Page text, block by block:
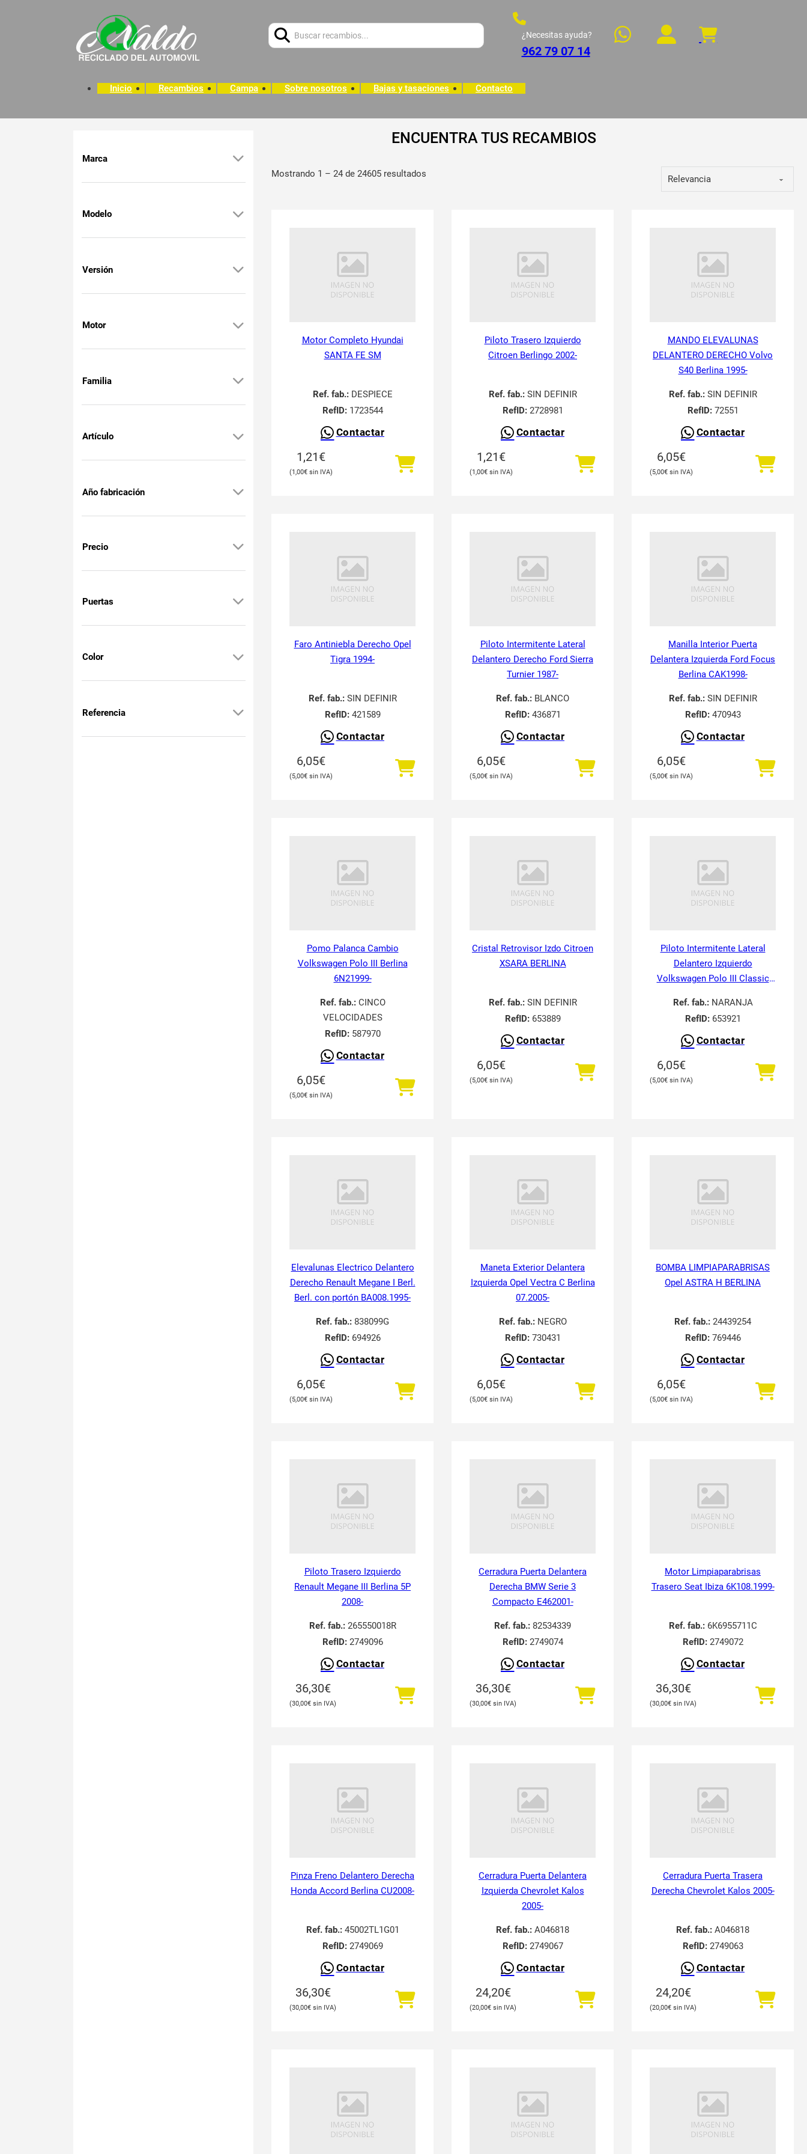
¿Necesitas ayuda?
962 79 07 14
Inicio Recambios Campa Sobre nosotros Bajas y tasaciones Contacto
ENCUENTRA TUS RECAMBIOS
Marca
Modelo
Versión
Motor
Familia
Artículo
Año fabricación
Precio
Puertas
Color
Referencia
Mostrando 1 – 24 de 24605 resultados
Motor Completo Hyundai
SANTA FE SM
Ref. fab.:DESPIECE
RefID:1723544
Contactar
1,21€
1,00€
Piloto Trasero Izquierdo
Citroen Berlingo 2002-
Ref. fab.:SIN DEFINIR
RefID:2728981
Contactar
1,21€
1,00€
MANDO ELEVALUNAS
DELANTERO DERECHO Volvo
S40 Berlina 1995-
Ref. fab.:SIN DEFINIR
RefID:72551
Contactar
6,05€
5,00€
Faro Antiniebla Derecho Opel
Tigra 1994-
Ref. fab.:SIN DEFINIR
RefID:421589
Contactar
6,05€
5,00€
Piloto Intermitente Lateral
Delantero Derecho Ford Sierra
Turnier 1987-
Ref. fab.: BLANCO
RefID:436871
Contactar
6,05€
5,00€
Manilla Interior Puerta
Delantera Izquierda Ford Focus
Berlina CAK1998-
Ref. fab.:SIN DEFINIR
RefID:470943
Contactar
6,05€
5,00€
Pomo Palanca Cambio
Volkswagen Polo III Berlina
6N21999-
Ref. fab.:CINCO
VELOCIDADES
RefID:587970
Contactar
6,05€
5,00€
Cristal Retrovisor Izdo Citroen
XSARA BERLINA
Ref. fab.:SIN DEFINIR
RefID:653889
Contactar
6,05€
5,00€
Piloto Intermitente Lateral
Delantero Izquierdo
Volkswagen Polo III Classic
Ref. fab.:NARANJA
RefID:653921
Contactar
6,05€
5,00€
Elevalunas Electrico Delantero
Derecho Renault Megane I Berl.
Berl. con portón BA008.1995-
Ref. fab.: 838099G
RefID:694926
Contactar
6,05€
5,00€
Maneta Exterior Delantera
Izquierda Opel Vectra C Berlina
07.2005-
Ref. fab.:NEGRO
RefID:730431
Contactar
6,05€
5,00€
BOMBA LIMPIAPARABRISAS
Opel ASTRA H BERLINA
Ref. fab.: 24439254
RefID:769446
Contactar
6,05€
5,00€
Piloto Trasero Izquierdo
Renault Megane III Berlina 5P
2008-
Ref. fab.:265550018R
RefID:2749096
Contactar
36,30€
30,00€
Cerradura Puerta Delantera
Derecha BMW Serie 3
Compacto E462001-
Ref. fab.: 82534339
RefID:2749074
Contactar
36,30€
30,00€
Motor Limpiaparabrisas
Trasero Seat Ibiza 6K108.1999-
Ref. fab.:6K6955711C
RefID:2749072
Contactar
36,30€
30,00€
Pinza Freno Delantero Derecha
Honda Accord Berlina CU2008-
Ref. fab.:45002TL1G01
RefID:2749069
Contactar
36,30€
30,00€
Cerradura Puerta Delantera
Izquierda Chevrolet Kalos
2005-
Ref. fab.: A046818
RefID:2749067
Contactar
24,20€
20,00€
Cerradura Puerta Trasera
Derecha Chevrolet Kalos 2005-
Ref. fab.: A046818
RefID:2749063
Contactar
24,20€
20,00€